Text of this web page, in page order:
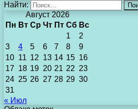
Найти:
Август 2026
Пн Вт Ср Чт Пт Сб Вс
1
2
3
4 5 6 7 8
9
10 11 12 13 14 15 16
17 18 19 20 21 22 23
24 25 26 27 28 29 30
31
« Июл